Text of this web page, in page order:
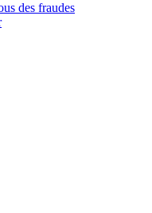
des fraudes